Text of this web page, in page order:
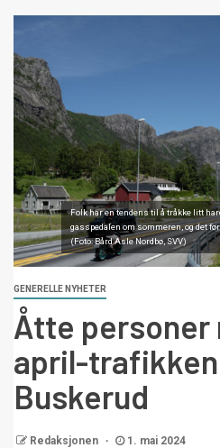
Folk har en tendens til å tråkke litt
gasspedalen om sommeren, og det
(Foto: Bård Asle Nordbø, SVV)
GENERELLE NYHETER
Åtte
april-trafikken
Buskerud
Redaksjonen 1. mai 2024